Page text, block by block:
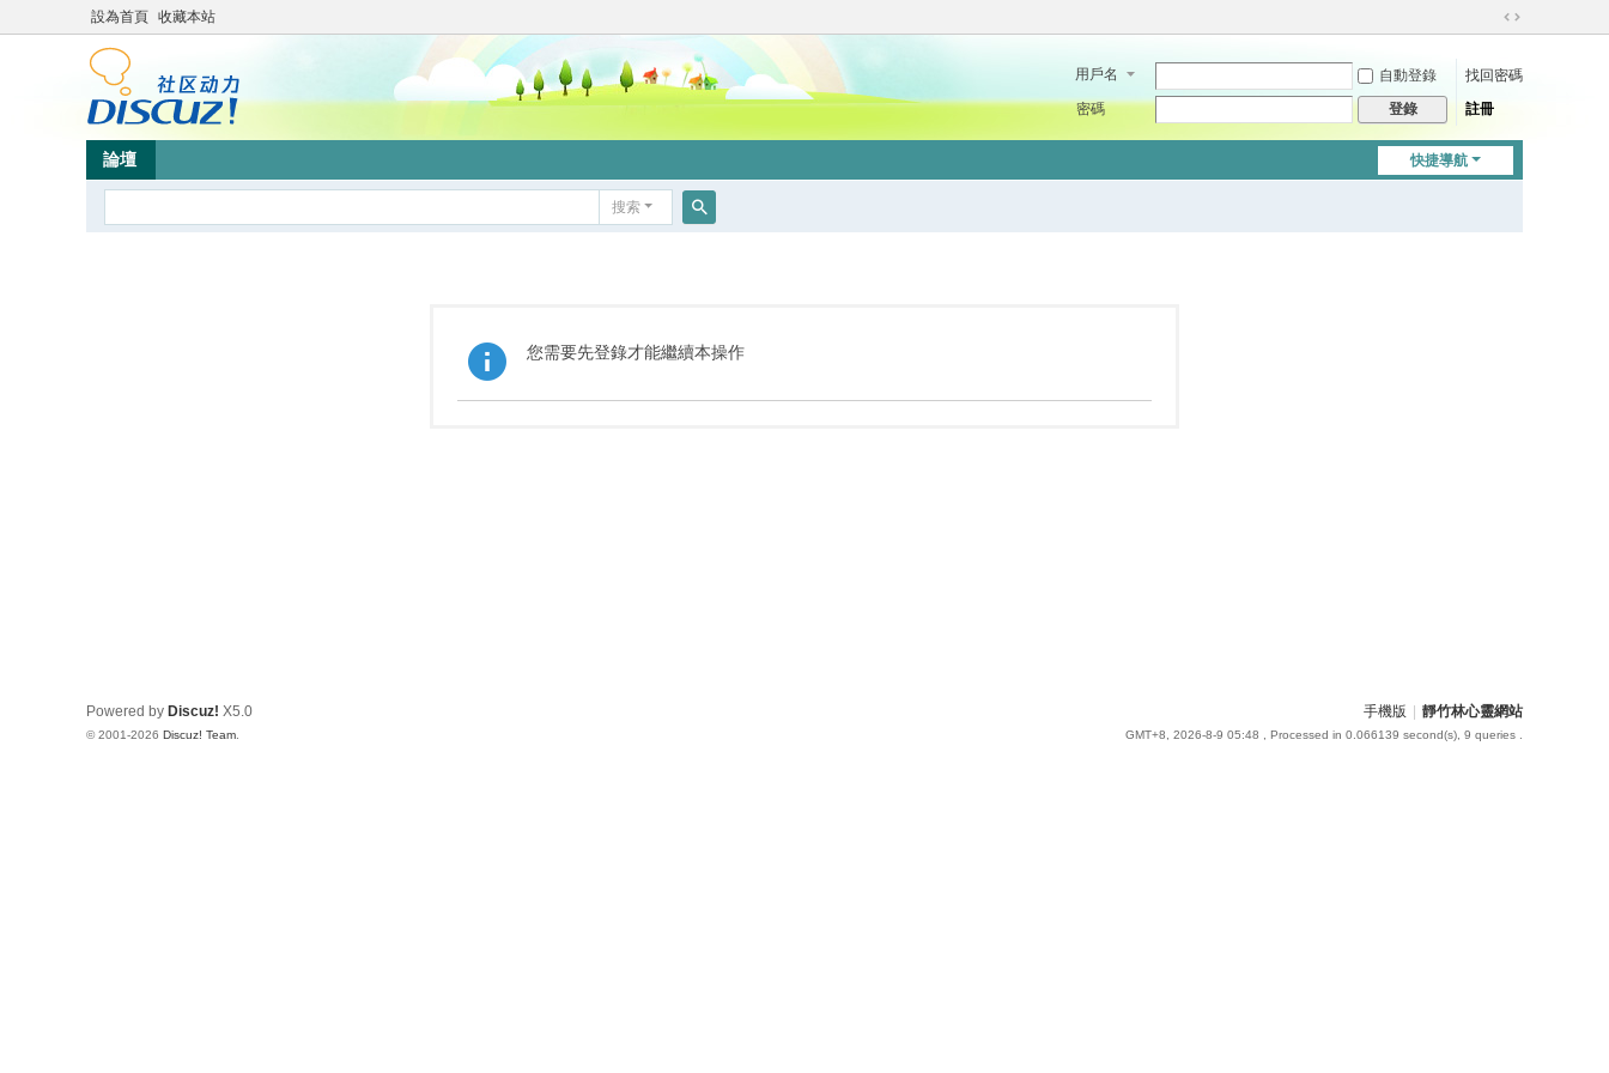
設為首頁 收藏本站
切
到
用戶名 自動登錄
找回密碼
密碼
登錄 註冊
快捷導航
論壇
搜索
您需要先登錄才能繼續本操作
手機版 靜竹林心靈網站
GMT+8, 2026-8-9 05:48 , Processed in 0.066139 second(s), 9 queries .
Powered by Discuz! X5.0
© 2001-2026 Discuz! Team